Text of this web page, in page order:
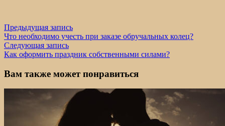
Навигация
по
записям
Предыдущая записьПредыдущая
запись:
Что необходимо учесть при заказе обручальных колец?
Следующая записьСледующая
запись:
Как оформить праздник собственными силами?
Вам также может понравиться